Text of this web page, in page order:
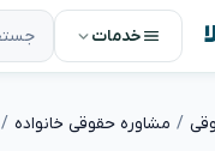
خدمات
مشاوره حقوقی خانواده